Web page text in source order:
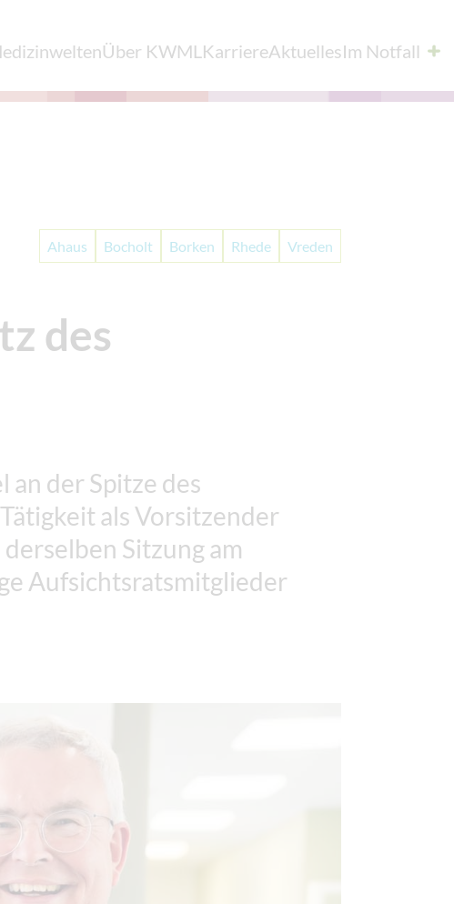
Über KWMLKarriereAktuellesIm Notfall
Ahaus Bocholt Borken Rhede Vreden
des
der Spitze des
als Vorsitzender
Sitzung am
Aufsichtsratsmitglieder